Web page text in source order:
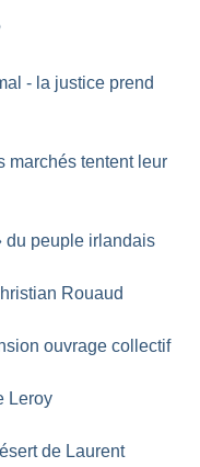
- la justice prend
marchés tentent leur
du peuple irlandais
Rouaud
ouvrage collectif
Leroy
de Laurent